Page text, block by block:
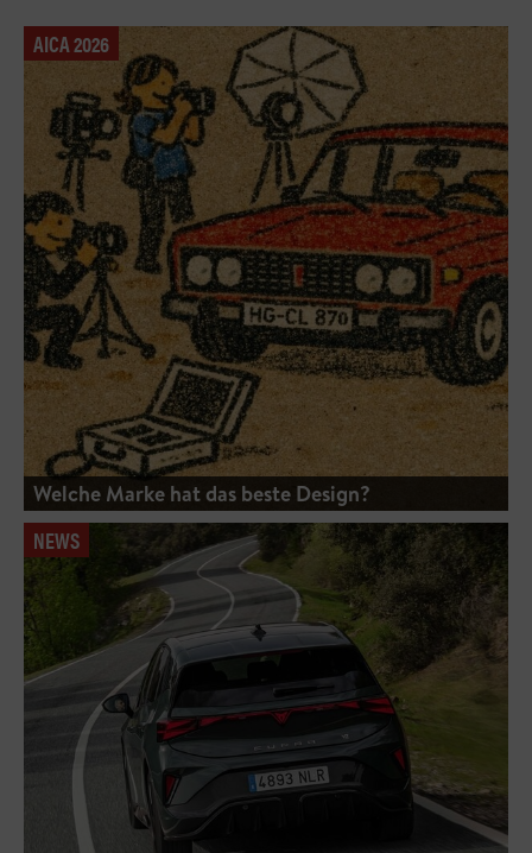
AICA 2026
Welche Marke hat das beste Design?
NEWS